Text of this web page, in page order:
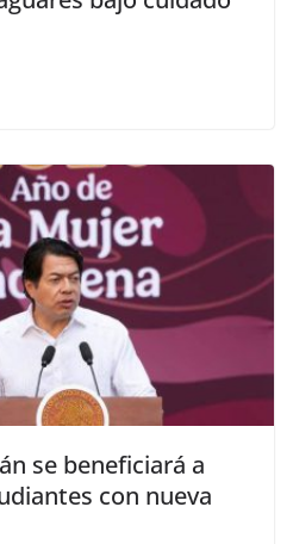
se beneficiará a
con nueva